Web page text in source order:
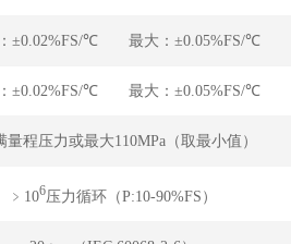
±0.02%FS/℃ 最大：±0.05%FS/℃
±0.02%FS/℃ 最大：±0.05%FS/℃
量程压力或最大110MPa（取最小值）
﹥106压力循环（P:10-90%FS）